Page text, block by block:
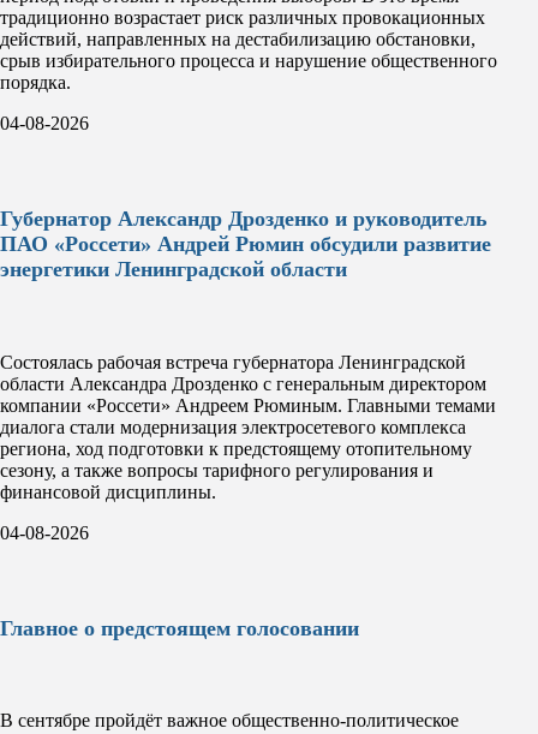
традиционно возрастает риск различных провокационных
действий, направленных на дестабилизацию обстановки,
срыв избирательного процесса и нарушение общественного
порядка.
04-08-2026
Губернатор Александр Дрозденко и руководитель
ПАО «Россети» Андрей Рюмин обсудили развитие
энергетики Ленинградской области
Состоялась рабочая встреча губернатора Ленинградской
области Александра Дрозденко с генеральным директором
компании «Россети» Андреем Рюминым. Главными темами
диалога стали модернизация электросетевого комплекса
региона, ход подготовки к предстоящему отопительному
сезону, а также вопросы тарифного регулирования и
финансовой дисциплины.
04-08-2026
Главное о предстоящем голосовании
В сентябре пройдёт важное общественно-политическое